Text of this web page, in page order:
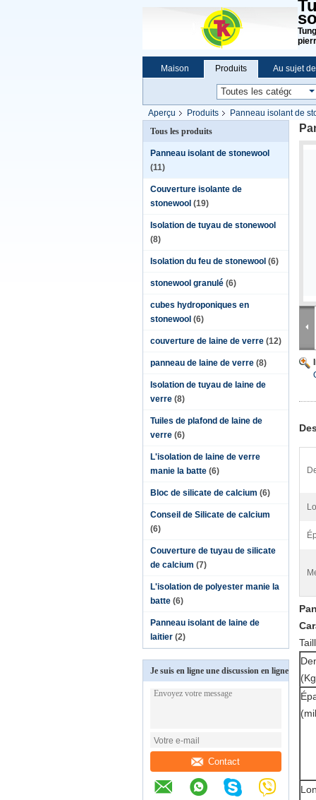
Maison Produits Au sujet
Aperçu Produits
Panneau isolant de
Tous les produits
Panneau isolant de stonewool
(11)
Couverture isolante de
stonewool (19)
Isolation de tuyau de stonewool
(8)
Isolation du feu de stonewool (6)
stonewool granulé (6)
cubes hydroponiques en
stonewool (6)
couverture de laine de verre (12)
panneau de laine de verre (8)
Isolation de tuyau de laine de
verre (8)
Tuiles de plafond de laine de
verre (6)
L'isolation de laine de verre
manie la batte (6)
Bloc de silicate de calcium (6)
Conseil de Silicate de calcium
(6)
Couverture de tuyau de silicate
de calcium (7)
L'isolation de polyester manie la
batte (6)
Panneau isolant de laine de
laitier (2)
Je suis en ligne une discussion en ligne
Contact